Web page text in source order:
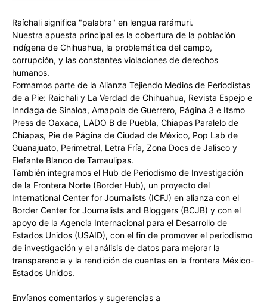
Raíchali significa "palabra" en lengua rarámuri.
Nuestra apuesta principal es la cobertura de la población
indígena de Chihuahua, la problemática del campo,
corrupción, y las constantes violaciones de derechos
humanos.
Formamos parte de la Alianza Tejiendo Medios de Periodistas
de a Pie: Raichali y La Verdad de Chihuahua, Revista Espejo e
Inndaga de Sinaloa, Amapola de Guerrero, Página 3 e Itsmo
Press de Oaxaca, LADO B de Puebla, Chiapas Paralelo de
Chiapas, Pie de Página de Ciudad de México, Pop Lab de
Guanajuato, Perimetral, Letra Fría, Zona Docs de Jalisco y
Elefante Blanco de Tamaulipas.
También integramos el Hub de Periodismo de Investigación
de la Frontera Norte (Border Hub), un proyecto del
International Center for Journalists (ICFJ) en alianza con el
Border Center for Journalists and Bloggers (BCJB) y con el
apoyo de la Agencia Internacional para el Desarrollo de
Estados Unidos (USAID), con el fin de promover el periodismo
de investigación y el análisis de datos para mejorar la
transparencia y la rendición de cuentas en la frontera México-
Estados Unidos.
Envíanos comentarios y sugerencias a